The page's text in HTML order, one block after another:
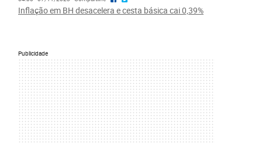
Inflação em BH desacelera e cesta básica cai 0,39%
Publicidade